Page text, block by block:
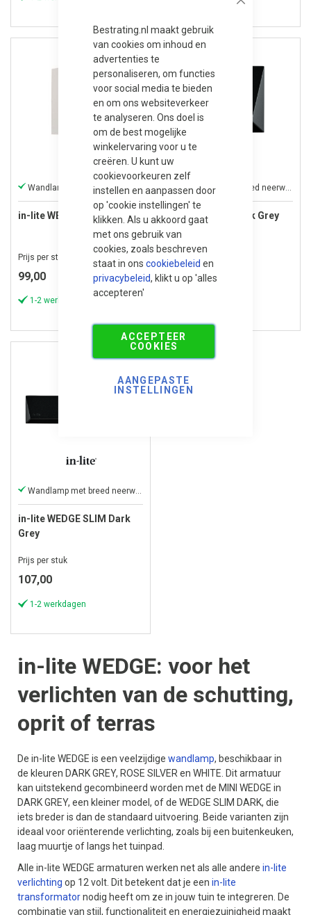
Bestrating.nl maakt gebruik
van cookies om inhoud en
advertenties te
personaliseren, om functies
voor social media te bieden
en om ons websiteverkeer
te analyseren. Ons doel is
om de best mogelijke
winkelervaring voor u te
creëren. U kunt uw
cookievoorkeuren zelf
instellen en aanpassen door
op 'cookie instellingen' te
klikken. Als u akkoord gaat
met ons gebruik van
cookies, zoals beschreven
staat in ons cookiebeleid en
privacybeleid, klikt u op 'alles
accepteren'
ACCEPTEER
COOKIES
AANGEPASTE
INSTELLINGEN
Wandlamp met breed neerwaarts licht
in-lite WEDGE White
Prijs per stuk
99,00
1-2 werkdagen
Wandlamp met breed neerwaarts licht
in-lite WEDGE Dark Grey
Prijs per stuk
99,00
Wandlamp met breed neerwaarts licht
in-lite WEDGE SLIM Dark
Grey
Prijs per stuk
107,00
1-2 werkdagen
in-lite WEDGE: voor het
verlichten van de schutting,
oprit of terras
De in-lite WEDGE is een veelzijdige wandlamp, beschikbaar in
de kleuren DARK GREY, ROSE SILVER en WHITE. Dit armatuur
kan uitstekend gecombineerd worden met de MINI WEDGE in
DARK GREY, een kleiner model, of de WEDGE SLIM DARK, die
iets breder is dan de standaard uitvoering. Beide varianten zijn
ideaal voor oriënterende verlichting, zoals bij een buitenkeuken,
laag muurtje of langs het tuinpad.
Alle in-lite WEDGE armaturen werken net als alle andere in-lite
verlichting op 12 volt. Dit betekent dat je een in-lite
transformatornodig heeft om ze in jouw tuin te integreren. De
combinatie van stijl, functionaliteit en energiezuinigheid maakt